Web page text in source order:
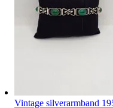
Vintage silverarmband